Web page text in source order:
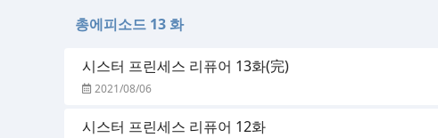
총에피소드 13 화
시스터 프린세스 리퓨어 13화(完)
2021/08/06
시스터 프린세스 리퓨어 12화